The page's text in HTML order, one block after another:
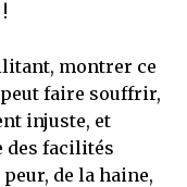
montrer ce
faire souffrir,
injuste, et
des facilités
de la haine,